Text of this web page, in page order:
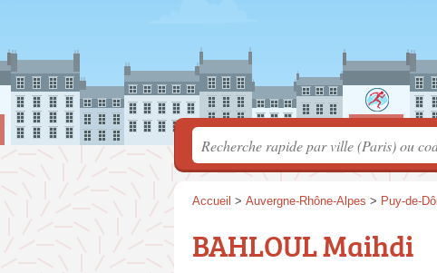
Accueil > Auvergne-Rhône-Alpes > Puy-de-
BAHLOUL Maihdi